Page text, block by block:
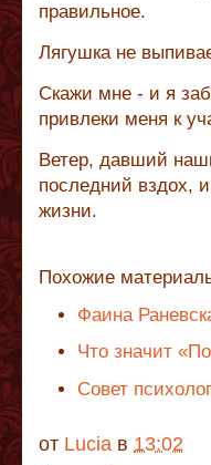
правильное.
Лягушка не
Скажи мне - и я
привлеки меня к
Ветер, давший
последний вздох,
жизни.
Похожие
Фаина
Что значит
Совет
от Lucia в 13:02